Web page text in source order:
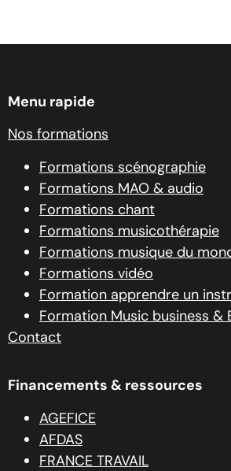
Menu rapide
Nos formations
Formations scénographie
Formations MAO & audio
Formations chant
Formations musicothérapie
Formations musique du
Formations vidéo
Formation apprendre un
Formation Music business &
Contact
Financements & ressources
AGEFICE
AFDAS
FRANCE TRAVAIL